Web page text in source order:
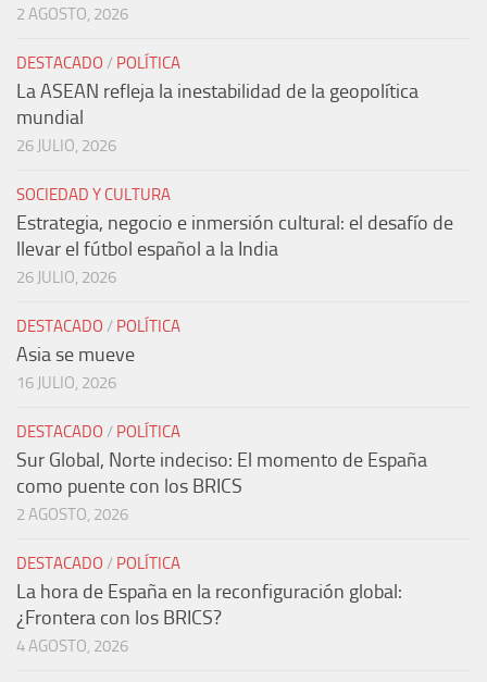
2 AGOSTO, 2026
DESTACADO / POLÍTICA
La ASEAN refleja la inestabilidad de la geopolítica
mundial
26 JULIO, 2026
SOCIEDAD Y CULTURA
Estrategia, negocio e inmersión cultural: el desafío de
llevar el fútbol español a la India
26 JULIO, 2026
DESTACADO / POLÍTICA
Asia se mueve
16 JULIO, 2026
DESTACADO / POLÍTICA
Sur Global, Norte indeciso: El momento de España
como puente con los BRICS
2 AGOSTO, 2026
DESTACADO / POLÍTICA
La hora de España en la reconfiguración global:
¿Frontera con los BRICS?
4 AGOSTO, 2026